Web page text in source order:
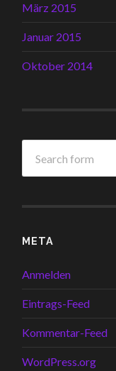
März 2015
Januar 2015
Oktober 2014
META
Anmelden
Eintrags-Feed
Kommentar-Feed
WordPress.org